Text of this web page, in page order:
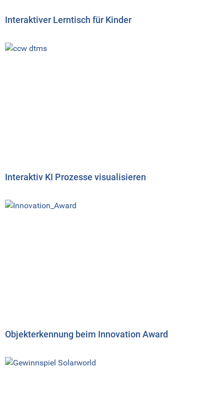
Interaktiver Lerntisch für Kinder
Interaktiv KI Prozesse visualisieren
Objekterkennung beim Innovation Award